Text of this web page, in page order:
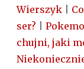
Wierszyk
ser?
chujni, jaki